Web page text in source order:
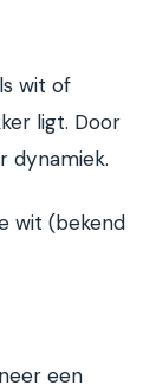
wit of
ligt. Door
dynamiek.
wit (bekend
een